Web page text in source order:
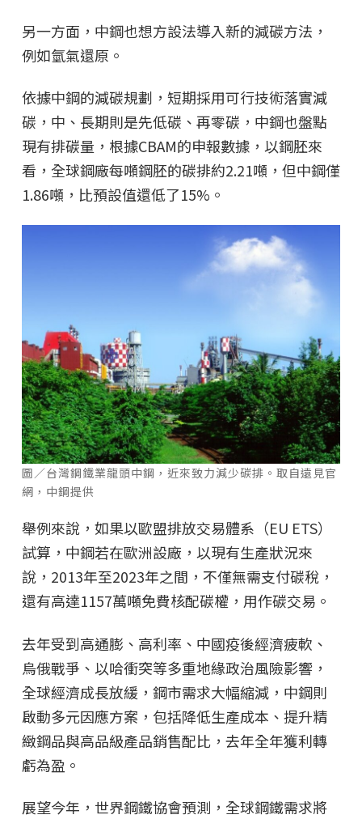
另一方面，中鋼也想方設法導入新的減碳方法，
例如氫氣還原。
依據中鋼的減碳規劃，短期採用可行技術落實減
碳，中、長期則是先低碳、再零碳，中鋼也盤點
現有排碳量，根據CBAM的申報數據，以鋼胚來
看，全球鋼廠每噸鋼胚的碳排約2.21噸，但中鋼僅
1.86噸，比預設值還低了15%。
圖／台灣鋼鐵業龍頭中鋼，近來致力減少碳排。取自遠見官
網，中鋼提供
舉例來說，如果以歐盟排放交易體系（EU ETS）
試算，中鋼若在歐洲設廠，以現有生產狀況來
說，2013年至2023年之間，不僅無需支付碳稅，
還有高達1157萬噸免費核配碳權，用作碳交易。
去年受到高通膨、高利率、中國疫後經濟疲軟、
烏俄戰爭、以哈衝突等多重地緣政治風險影響，
全球經濟成長放緩，鋼市需求大幅縮減，中鋼則
啟動多元因應方案，包括降低生產成本、提升精
緻鋼品與高品級產品銷售配比，去年全年獲利轉
虧為盈。
展望今年，世界鋼鐵協會預測，全球鋼鐵需求將